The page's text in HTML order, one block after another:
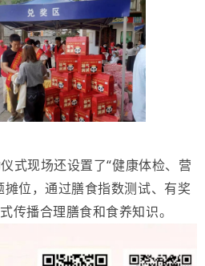
式现场还设置了“健康体检、营
位，通过膳食指数测试、有奖
传播合理膳食和食养知识。